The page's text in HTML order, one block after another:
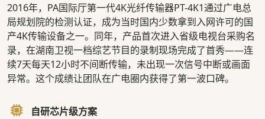
2016年，PA国际厅第一代4K光纤传输器PT-4K1通过广电总
局规划院的检测认证，成为当时国内少数拿到入网许可的国
产4K传输设备之一。同年，产品首次进入省级电视台采购名
录，在湖南卫视一档综艺节目的录制现场完成了首秀——连
续7天每天12小时不间断传输，未出现一次信号中断或画面
异常。这个成绩让团队在广电圈内获得了第一波口碑。
自研芯片级方案